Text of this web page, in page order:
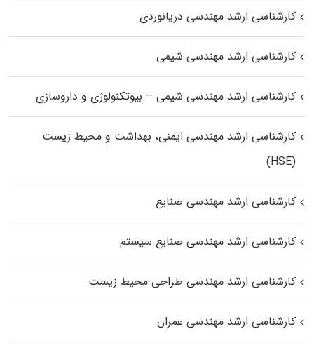
کارشناسی ارشد مهندسی دریانوردی
کارشناسی ارشد مهندسی شیمی
کارشناسی ارشد مهندسی شیمی – بیوتکنولوژی و داروسازی
کارشناسی ارشد مهندسی ایمنی، بهداشت و محیط زیست
(HSE)
کارشناسی ارشد مهندسی صنایع
کارشناسی ارشد مهندسی صنایع سیستم
کارشناسی ارشد مهندسی طراحی محیط زیست
کارشناسی ارشد مهندسی عمران